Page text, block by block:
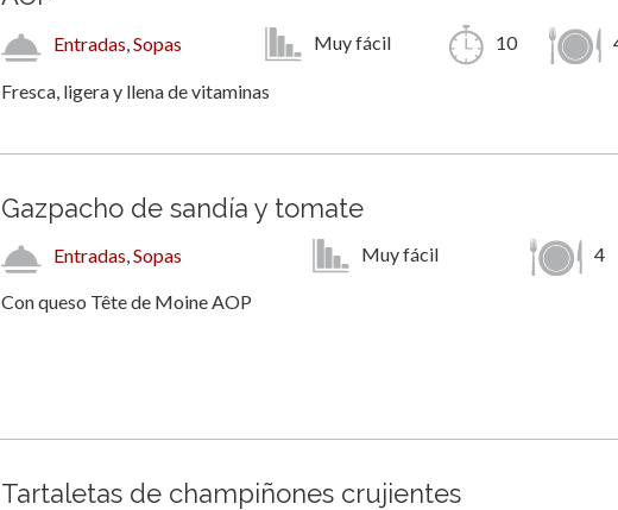
Entradas,Sopas Muy fácil 10
Fresca, ligera y llena de vitaminas
Gazpacho de sandía y tomate
Entradas,Sopas Muy fácil 4
Con queso Tête de Moine AOP
Tartaletas de champiñones crujientes